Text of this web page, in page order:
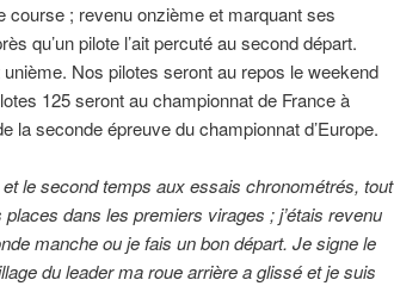
course ; revenu onzième et marquant ses
qu’un pilote l’ait percuté au second départ.
Nos pilotes seront au repos le weekend
125 seront au championnat de France à
seconde épreuve du championnat d’Europe.
le second temps aux essais chronométrés, tout
dans les premiers virages ; j’étais revenu
manche ou je fais un bon départ. Je signe le
du leader ma roue arrière a glissé et je suis